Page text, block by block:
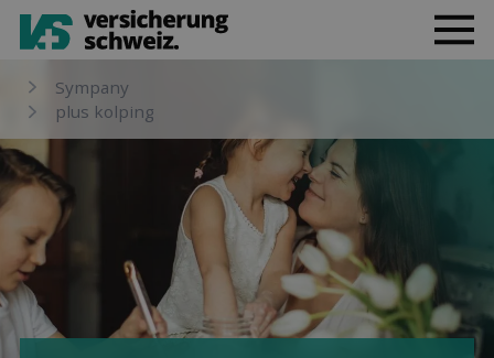
Sympany
plus kolping